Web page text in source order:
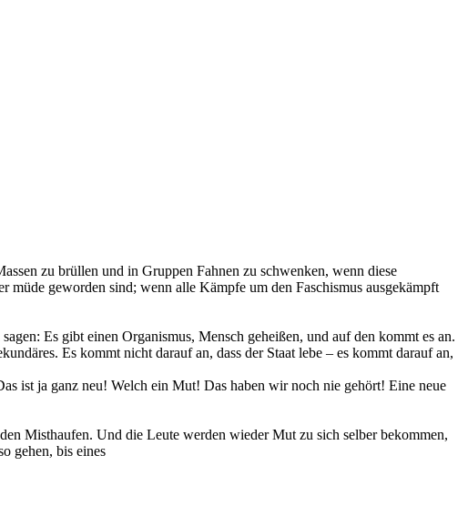
zu brüllen und in Gruppen Fahnen zu schwenken, wenn diese
geworden sind; wenn alle Kämpfe um den Faschismus ausgekämpft
Es gibt einen Organismus, Mensch geheißen, und auf den kommt es an.
Es kommt nicht darauf an, dass der Staat lebe – es kommt darauf an,
ist ja ganz neu! Welch ein Mut! Das haben wir noch nie gehört! Eine neue
Misthaufen. Und die Leute werden wieder Mut zu sich selber bekommen,
gehen, bis eines